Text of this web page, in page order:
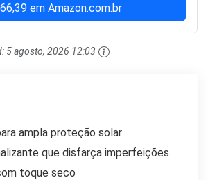
em Amazon.com.br
5 agosto, 2026 12:03
ampla proteção solar
que disfarça imperfeições
toque seco